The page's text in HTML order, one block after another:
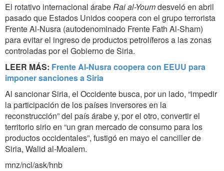
El rotativo internacional árabe Rai al-Youmdesveló en abril
pasado que Estados Unidos coopera con el grupo terrorista
Frente Al-Nusra (autodenominado Frente Fath Al-Sham)
para evitar el ingreso de productos petrolíferos a las zonas
controladas por el Gobierno de Siria.
LEER MÁS: Frente Al-Nusra coopera con EEUU para
imponer sanciones a Siria
Al sancionar Siria, el Occidente busca, por un lado, “impedir
la participación de los países inversores en la
reconstrucción” del país árabe y, por el otro, convertir el
territorio sirio en “un gran mercado de consumo para los
productos occidentales”, fustigó en mayo el canciller de
Siria, Walid al-Moalem.
mnz/ncl/ask/hnb